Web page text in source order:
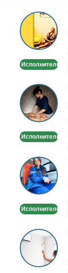
Тантрический
массаж
Исполнитель
Массаж
лица
и
тела
Исполнитель
Выведение
из
запоя.
Капельница,
Исполнитель
Установка
кондиционеров
в
Москве